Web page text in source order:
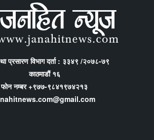
प्रसारण विभाग दर्ता : ३३४९ /२०७८-७९
काठमाडौं १६
फोन नम्बर +९७७-९८४१९७४२१३